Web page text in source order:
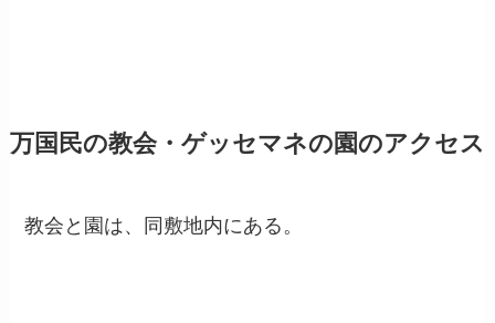
万国民の教会・ゲッセマネの園のアクセス
教会と園は、同敷地内にある。